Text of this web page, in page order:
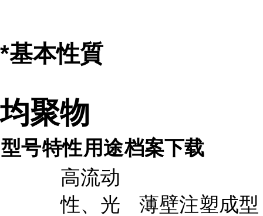
*基本性質
均聚物
型号特性用途档案下载
高流动
性、光
薄壁注塑成型